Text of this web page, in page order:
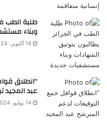
طلبة الطب
وبناء
14 أكتوبر، 2024
“انطلاق
عبد المجيد
14 يوليو، 2024